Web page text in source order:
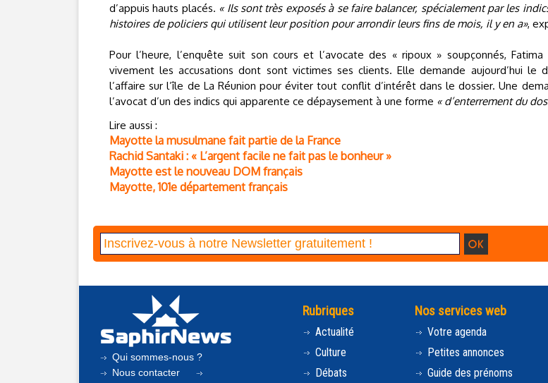
d’appuis hauts placés. « Ils sont très exposés à se faire balancer, spécialement par les
histoires de policiers qui utilisent leur position pour arrondir leurs fins de mois, il y en a»,
Pour l’heure, l’enquête suit son cours et l’avocate des « ripoux » soupçonnés, Fatima
vivement les accusations dont sont victimes ses clients. Elle demande aujourd’hui le
l’affaire sur l’île de La Réunion pour éviter tout conflit d’intérêt dans le dossier. Une
l’avocat d’un des indics qui apparente ce dépaysement à une forme « d’enterrement du
Lire aussi :
Mayotte la musulmane fait partie de la France
Rachid Santaki : « L’argent facile ne fait pas le bonheur »
Mayotte est le nouveau DOM français
Mayotte, 101e département français
Qui sommes-nous ?
Nous contacter
Rubriques
Actualité
Culture
Débats
Nos services web
Votre agenda
Petites annonces
Guide des prénoms